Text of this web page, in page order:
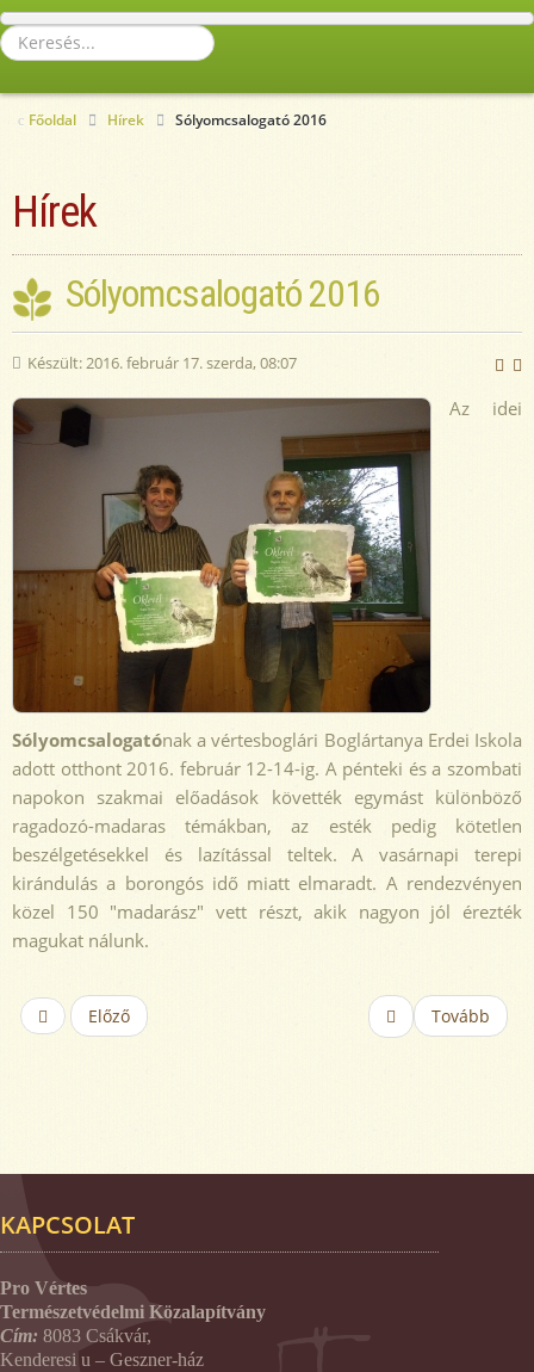
Keresés...
Főoldal Hírek Sólyomcsalogató 2016
Hírek
Sólyomcsalogató 2016
Készült: 2016. február 17. szerda, 08:07
Az idei
Sólyomcsalogatónak a vértesboglári Boglártanya Erdei Iskola
adott otthont 2016. február 12-14-ig. A pénteki és a szombati
napokon szakmai előadások követték egymást különböző
ragadozó-madaras témákban, az esték pedig kötetlen
beszélgetésekkel és lazítással teltek. A vasárnapi terepi
kirándulás a borongós idő miatt elmaradt. A rendezvényen
közel 150 "madarász" vett részt, akik nagyon jól érezték
magukat nálunk.
Előző Tovább
KAPCSOLAT
Pro Vértes
Természetvédelmi Közalapítvány
Cím: 8083 Csákvár,
Kenderesi u – Geszner-ház